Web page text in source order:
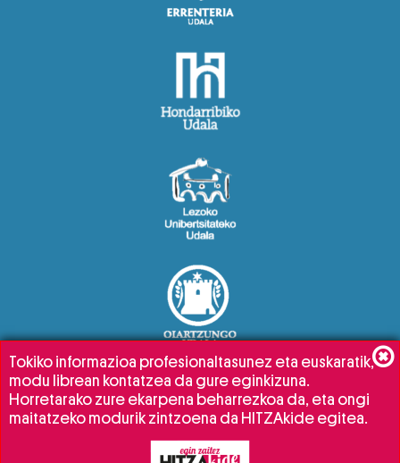
Tokiko informazioa profesionaltasunez eta euskaratik,
modu librean kontatzea da gure eginkizuna.
Horretarako zure ekarpena beharrezkoa da, eta ongi
maitatzeko modurik zintzoena da HITZAkide egitea.